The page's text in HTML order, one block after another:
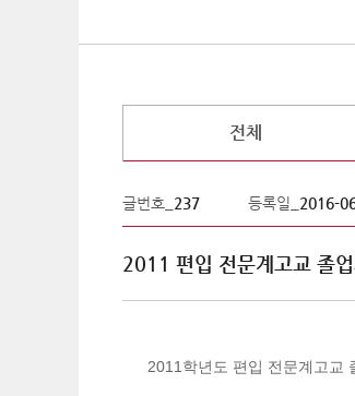
전체
글번호_ 237 등록일_ 2016-
2011 편입 전문계고교 졸
2011학년도 편입 전문계고교